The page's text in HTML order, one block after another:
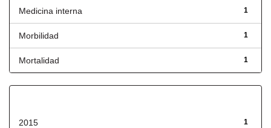
1
Medicina interna
1
Morbilidad
1
Mortalidad
1
2015